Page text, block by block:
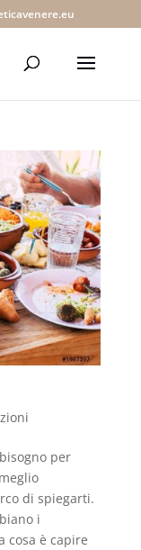
per
di spiegarti.
i
cosa è capire